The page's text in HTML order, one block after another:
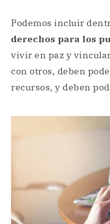
Podemos incluir
derechos para los
vivir en paz y
con otros, deben
recursos, y deben